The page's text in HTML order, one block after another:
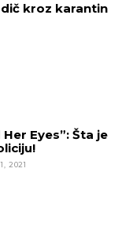
kroz karantin
Eyes”: Šta je
2021